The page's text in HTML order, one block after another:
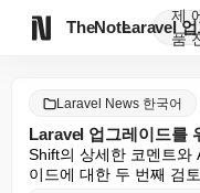
TheNote
제
품
Laravel
Laravel News 한국어
Laravel 업그레이드를
Shift의 상세한 코멘트와
이드에 대한 두 번째 검